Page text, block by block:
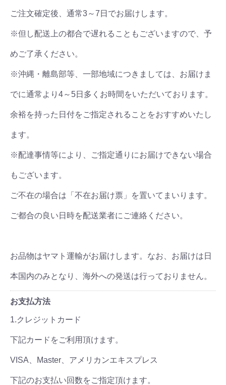
ご注文確定後、通常3～7日でお届けします。
※但し配送上の都合で遅れることもございますので、予
めご了承ください。
※沖縄・離島部等、一部地域につきましては、お届けま
でに通常より4～5日多くお時間をいただいております。
余裕を持った日付をご指定されることをおすすめいたし
ます。
※配達事情等により、ご指定通りにお届けできない場合
もございます。
ご不在の場合は「不在お届け票」を置いてまいります。
ご都合の良い日時を配送業者にご連絡ください。
お品物はヤマト運輸がお届けします。なお、お届けは日
本国内のみとなり、海外への発送は行っておりません。
お支払方法
1.クレジットカード
下記カードをご利用頂けます。
VISA、Master、アメリカンエキスプレス
下記のお支払い回数をご指定頂けます。